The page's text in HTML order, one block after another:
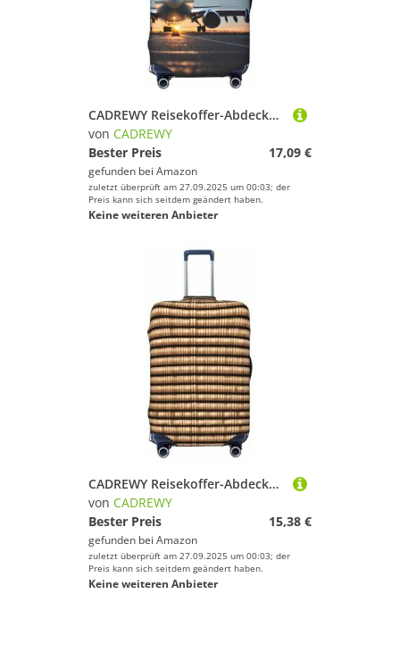
CADREWY Reisekoffer-Abdeckung, Gepäckschutz mit Gummizug, kratzfest, für Handgepäck, Schwarz, Large
von CADREWY
Bester Preis
17,09 €
gefunden bei Amazon
zuletzt überprüft am 27.09.2025 um 00:03; der
Preis kann sich seitdem geändert haben.
Keine weiteren Anbieter
CADREWY Reisekoffer-Abdeckung aus Korbgeflecht, mit Gummizug, kratzfest, für Handgepäck, Schwarz, Small
von CADREWY
Bester Preis
15,38 €
gefunden bei Amazon
zuletzt überprüft am 27.09.2025 um 00:03; der
Preis kann sich seitdem geändert haben.
Keine weiteren Anbieter